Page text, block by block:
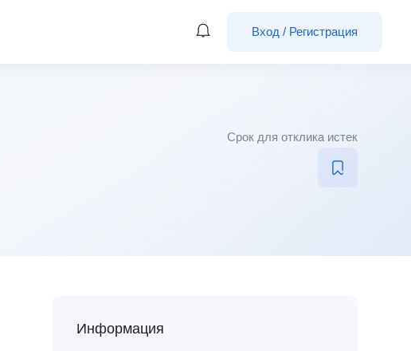
Вход / Регистрация
Срок для отклика истек
Информация